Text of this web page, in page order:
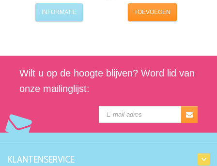
INFORMATIE TOEVOEGEN
Wilt u op de hoogte blijven? Word lid van
onze mailinglijst:
KLANTENSERVICE